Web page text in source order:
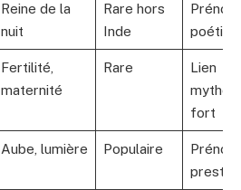
Reine de la
nuit
Rare hors
Inde
Prénom
Fertilité,
maternité
Rare
Lien
fort
Aube, lumière Populaire
Prénom